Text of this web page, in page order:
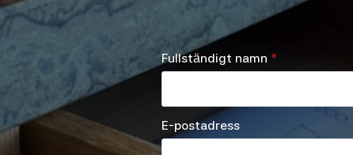
Fullständigt namn *
E-postadress